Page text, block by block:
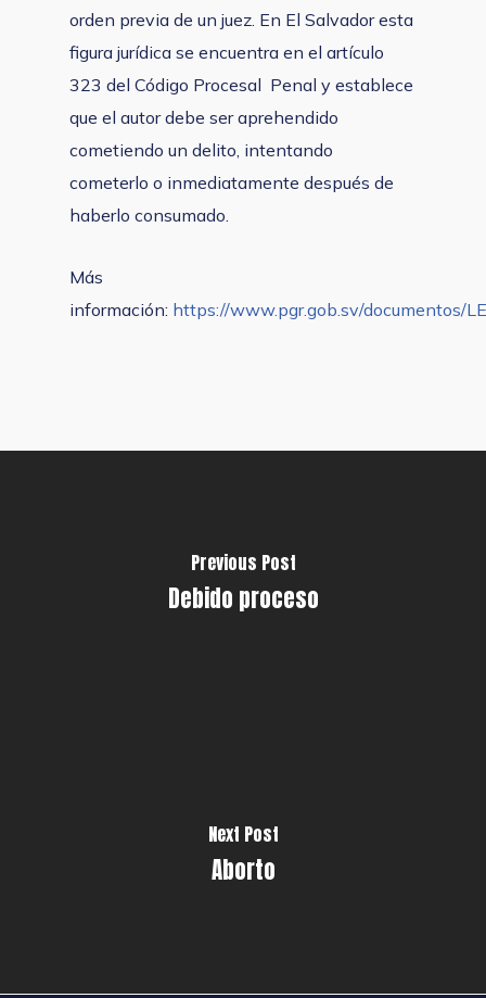
orden previa de un juez. En El Salvador esta
figura jurídica se encuentra en el artículo
323 del Código Procesal Penal y establece
que el autor debe ser aprehendido
cometiendo un delito, intentando
cometerlo o inmediatamente después de
haberlo consumado.
Más
información: https://www.pgr.gob.sv/documentos/
Previous Post
Debido proceso
Next Post
Aborto